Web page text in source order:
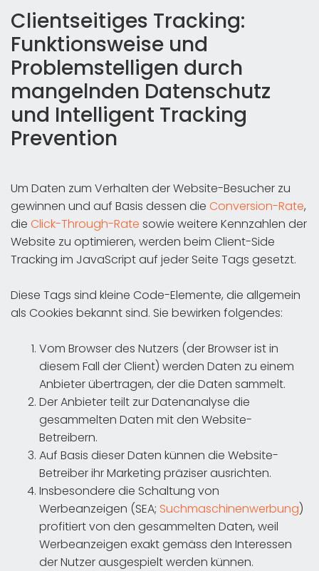
Clientseitiges Tracking:
Funktionsweise und
Problemstelligen durch
mangelnden Datenschutz
und Intelligent Tracking
Prevention
Um Daten zum Verhalten der Website-Besucher zu
gewinnen und auf Basis dessen die Conversion-Rate,
die Click-Through-Rate sowie weitere Kennzahlen der
Website zu optimieren, werden beim Client-Side
Tracking im JavaScript auf jeder Seite Tags gesetzt.
Diese Tags sind kleine Code-Elemente, die allgemein
als Cookies bekannt sind. Sie bewirken folgendes:
Vom Browser des Nutzers (der Browser ist in
diesem Fall der Client) werden Daten zu einem
Anbieter übertragen, der die Daten sammelt.
Der Anbieter teilt zur Datenanalyse die
gesammelten Daten mit den Website-
Betreibern.
Auf Basis dieser Daten künnen die Website-
Betreiber ihr Marketing präziser ausrichten.
Insbesondere die Schaltung von
Werbeanzeigen (SEA; Suchmaschinenwerbung)
profitiert von den gesammelten Daten, weil
Werbeanzeigen exakt gemäss den Interessen
der Nutzer ausgespielt werden künnen.